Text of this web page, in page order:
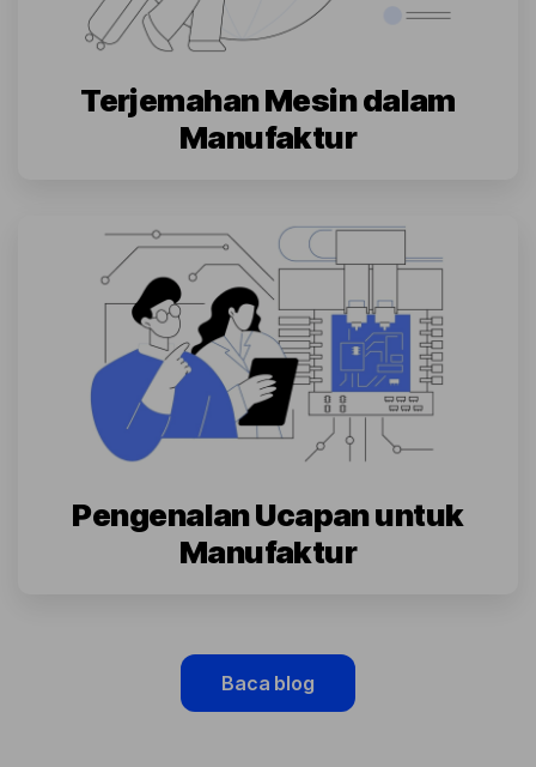
Terjemahan Mesin dalam
Manufaktur
Pengenalan Ucapan untuk
Manufaktur
Baca blog